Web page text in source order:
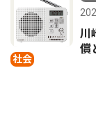
社会
川
償